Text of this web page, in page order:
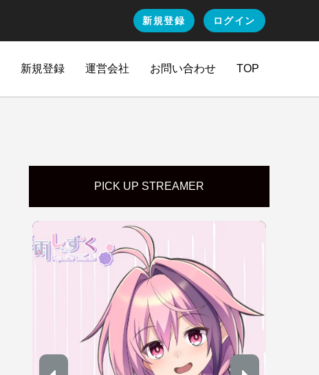
新規登録 ログイン
新規登録 運営会社 お問い合わせ TOP
PICK UP STREAMER